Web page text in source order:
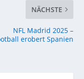
NÄCHSTE
NFL Madrid 2025 –
erobert Spanien